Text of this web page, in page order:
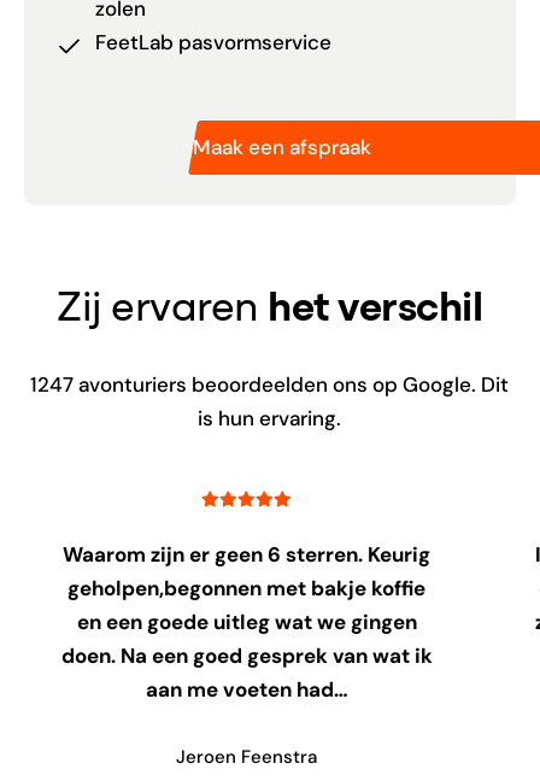
zolen
FeetLab pasvormservice
Maak een afspraak
Zij ervaren het verschil
1247avonturiers beoordeelden ons op Google. Dit
is hun ervaring.
Waarom zijn er geen 6 sterren. Keurig
geholpen,begonnen met bakje koffie
en een goede uitleg wat we gingen
doen. Na een goed gesprek van wat ik
aan me voeten had…
Jeroen Feenstra